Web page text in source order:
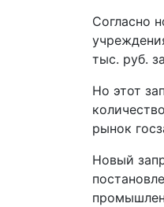
30.06.2020
Согласно
тыс. руб.
Но этот
рынок
Новый